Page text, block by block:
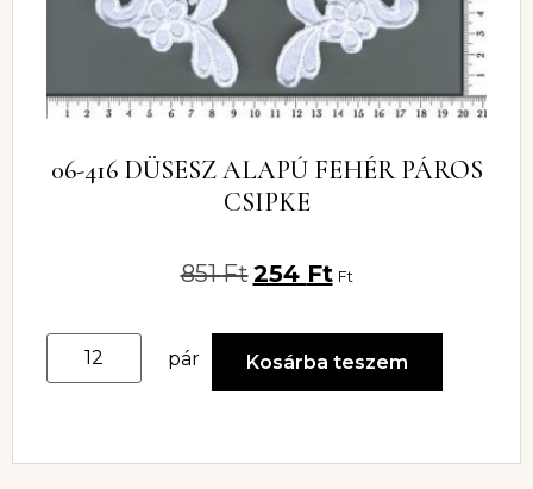
06-416 DÜSESZ ALAPÚ FEHÉR PÁROS
CSIPKE
851Ft254 Ft Ft
pár Kosárba teszem